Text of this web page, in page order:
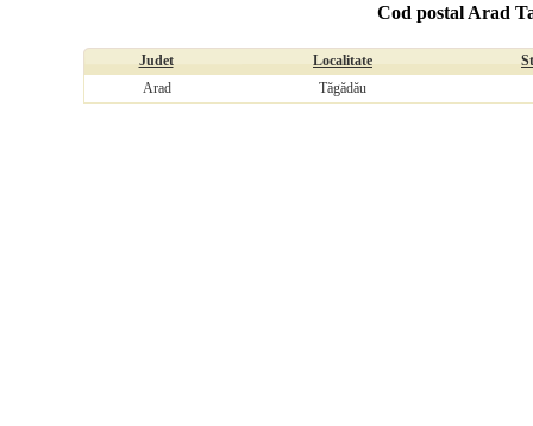
Cod postal Arad
Judet Localitate
Arad
Tăgădău